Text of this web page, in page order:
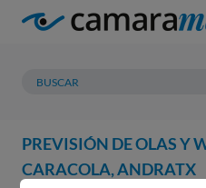
PREVISIÓN DE OLAS Y
CARACOLA, ANDRATX